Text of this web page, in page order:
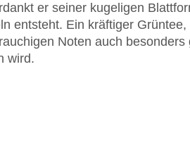
er seiner kugeligen
entsteht. Ein kräftiger
Noten auch
wird.